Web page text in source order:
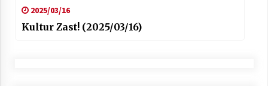
2025/03/16
Kultur Zast! (2025/03/16)